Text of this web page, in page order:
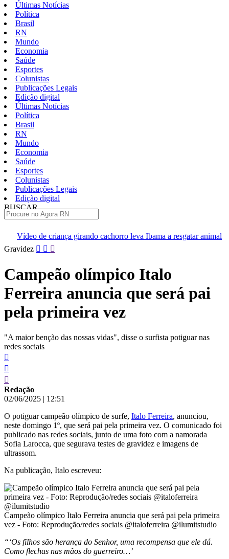
Últimas Notícias
Política
Brasil
RN
Mundo
Economia
Saúde
Esportes
Colunistas
Publicações Legais
Edição digital
Últimas Notícias
Política
Brasil
RN
Mundo
Economia
Saúde
Esportes
Colunistas
Publicações Legais
Edição digital
BUSCAR
girando cachorro leva Ibama a resgatar animal
[VÍDEO]
Pular
conteúdo
Gravidez
Campeão olímpico Italo
Ferreira anuncia que será pai
pela primeira vez
"A maior benção das nossas vidas", disse o surfista potiguar nas
redes sociais
Redação
02/06/2025 | 12:51
O potiguar campeão olímpico de surfe, Italo Ferreira, anunciou,
neste domingo 1º, que será pai pela primeira vez. O comunicado foi
publicado nas redes sociais, junto de uma foto com a namorada
Sofia Larocca, que segurava testes de gravidez e imagens de
ultrassom.
Na publicação, Italo escreveu:
Campeão olímpico Italo Ferreira anuncia que será pai pela primeira
vez - Foto: Reprodução/redes sociais @italoferreira @ilumitstudio
“‘Os filhos são herança do Senhor, uma recompensa que ele dá.
Como flechas nas mãos do guerreiro…’